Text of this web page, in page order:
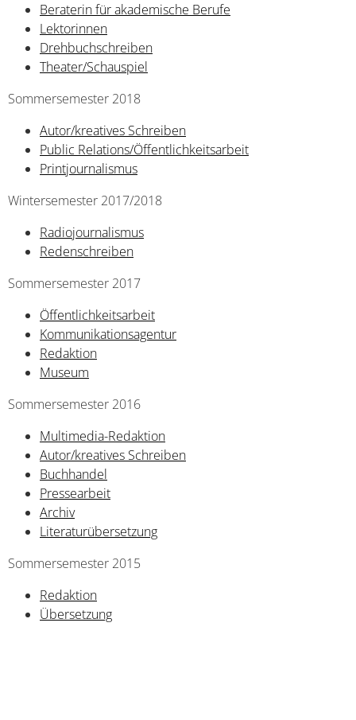
Beraterin für akademische Berufe
Lektorinnen
Drehbuchschreiben
Theater/Schauspiel
Sommersemester 2018
Autor/kreatives Schreiben
Public Relations/Öffentlichkeitsarbeit
Printjournalismus
Wintersemester 2017/2018
Radiojournalismus
Redenschreiben
Sommersemester 2017
Öffentlichkeitsarbeit
Kommunikationsagentur
Redaktion
Museum
Sommersemester 2016
Multimedia-Redaktion
Autor/kreatives Schreiben
Buchhandel
Pressearbeit
Archiv
Literaturübersetzung
Sommersemester 2015
Redaktion
Übersetzung